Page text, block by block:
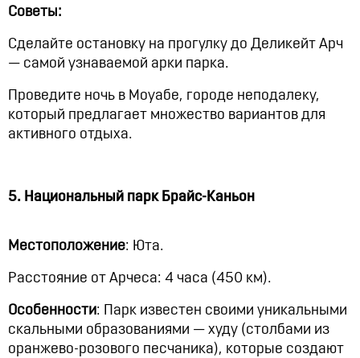
Советы:
Сделайте остановку на прогулку до Деликейт Арч
— самой узнаваемой арки парка.
Проведите ночь в Моуабе, городе неподалеку,
который предлагает множество вариантов для
активного отдыха.
5. Национальный парк Брайс-Каньон
Местоположение: Юта.
Расстояние от Арчеса: 4 часа (450 км).
Особенности: Парк известен своими уникальными
скальными образованиями — худу (столбами из
оранжево-розового песчаника), которые создают